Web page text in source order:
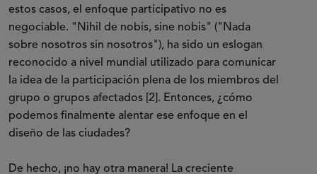
estos casos, el enfoque participativo no es
negociable. "Nihil de nobis, sine nobis" ("Nada
sobre nosotros sin nosotros"), ha sido un eslogan
reconocido a nivel mundial utilizado para comunicar
la idea de la participación plena de los miembros del
grupo o grupos afectados [2]. Entonces, ¿cómo
podemos finalmente alentar ese enfoque en el
diseño de las ciudades?
De hecho, ¡no hay otra manera! La creciente